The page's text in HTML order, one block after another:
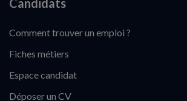
Candidats
Comment trouver un emploi ?
Fiches métiers
Espace candidat
Déposer un CV